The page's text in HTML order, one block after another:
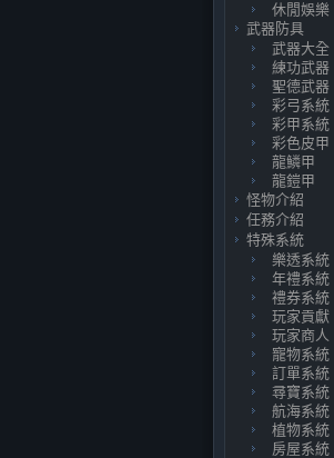
休閒娛樂
武器防具
武器大全
練功武器
聖德武器
彩弓系統
彩甲系統
彩色皮甲
龍鱗甲
龍鎧甲
怪物介紹
任務介紹
特殊系統
樂透系統
年禮系統
禮券系統
玩家貢獻
玩家商人
寵物系統
訂單系統
尋寶系統
航海系統
植物系統
房屋系統